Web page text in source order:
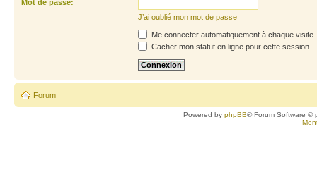
Mot de passe:
J’ai oublié mon mot de passe
Me connecter automatiquement à chaque visite
Cacher mon statut en ligne pour cette session
Forum
Powered byphpBB® Forum Software ©